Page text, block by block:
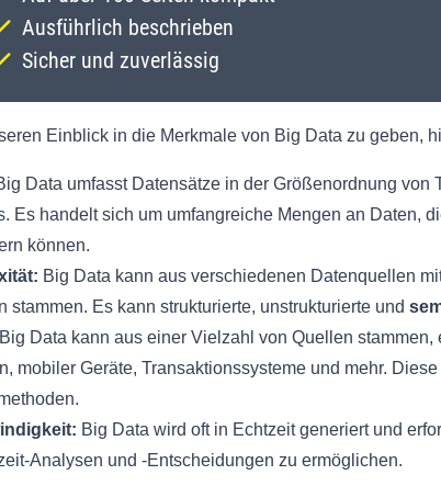
Einblick in die Merkmale von Big Data zu geben,
Data umfasst Datensätze in der Größenordnung von
Es handelt sich um umfangreiche Mengen an Daten,
können.
Big Data kann aus verschiedenen Datenquellen
stammen. Es kann strukturierte, unstrukturierte und
Big Data kann aus einer Vielzahl von Quellen
mobiler Geräte, Transaktionssysteme und mehr.
Big Data wird oft in Echtzeit generiert und
Analysen und -Entscheidungen zu ermöglichen.